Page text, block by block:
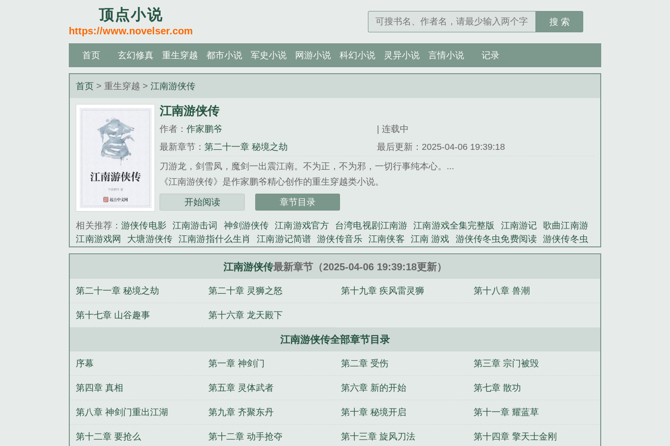
顶点小说
https://www.novelser.com
搜 索
首页 玄幻修真 重生穿越 都市小说 军史小说 网游小说 科幻小说 灵异小说 言情小说 记录
首页 > 重生穿越 >江南游侠传
江南游侠传
作者：作家鹏爷
| 连载中
最新章节：第二十一章 秘境之劫
最后更新：2025-04-06 19:39:18
刀游龙，剑雪凤，魔剑一出震江南。不为正，不为邪，一切行事纯本心。...
《江南游侠传》是作家鹏爷精心创作的重生穿越类小说。
开始阅读 章节目录
相关推荐：游侠传电影 江南游击词 神剑游侠传 江南游戏官方 台湾电视剧江南游 江南游戏全集完整版 江南游记
歌曲江南游
江南游戏网
大塘游侠传 江南游指什么生肖 江南游记简谱 游侠传音乐 江南侠客 江南 游戏 游侠传冬虫免费阅读
游侠传冬虫
游戏江南 电视剧江南游 江南大侠 江南侠女 江南游侠多少年 江南侠义歌曲的演唱者 江南游报是什么级别 江南游击队电视剧全
游戏 江南 江南游路线 江南游戏 江南游戏视频 江南义侠
传 江南游龙在线观看 江南t侠 热门的江南游戏合集 江南侠客美篇 江南游子 江南游子是谁 电视剧江南游龙
侠
汉书·游侠传 蛇医游侠传 江南游龙1984电视剧演员表
九黎华 詹先生，喜欢你 逼我替婚，我老婆登基你哭啥
拒绝洗白后，恶女在修仙界杀疯了
全师门不是人？无妨，都随我飞升 洪荒：开局荒天帝请我喝兽奶，我拜师云裳 我的末日寒冬 白月光归来，傅总傻
白月光被我全球直播了
江南游侠传最新章节（2025-04-06 19:39:18更新）
第二十一章 秘境之劫 第二十章 灵狮之怒 第十九章 疾风雷灵狮 第十八章 兽潮
第十七章 山谷趣事 第十六章 龙天殿下
江南游侠传全部章节目录
序幕 第一章 神剑门 第二章 受伤 第三章 宗门被毁
第四章 真相 第五章 灵体武者 第六章 新的开始 第七章 散功
第八章 神剑门重出江湖 第九章 齐聚东丹 第十章 秘境开启 第十一章 耀蓝草
第十二章 要抢么 第十二章 动手抢夺 第十三章 旋风刀法 第十四章 擎天士金刚